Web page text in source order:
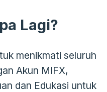
Lagi?
menikmati seluruh
Akun MIFX,
dan Edukasi untuk